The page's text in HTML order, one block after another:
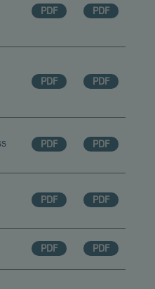
PDF PDF
PDF PDF
PDF PDF
PDF PDF
PDF PDF